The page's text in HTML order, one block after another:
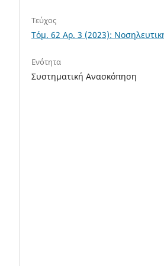
Τεύχος
Τόμ. 62 Αρ. 3 (2023):
Ενότητα
Συστηματική Ανασκόπηση